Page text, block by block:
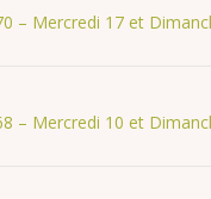
– Mercredi 17 et
– Mercredi 10 et